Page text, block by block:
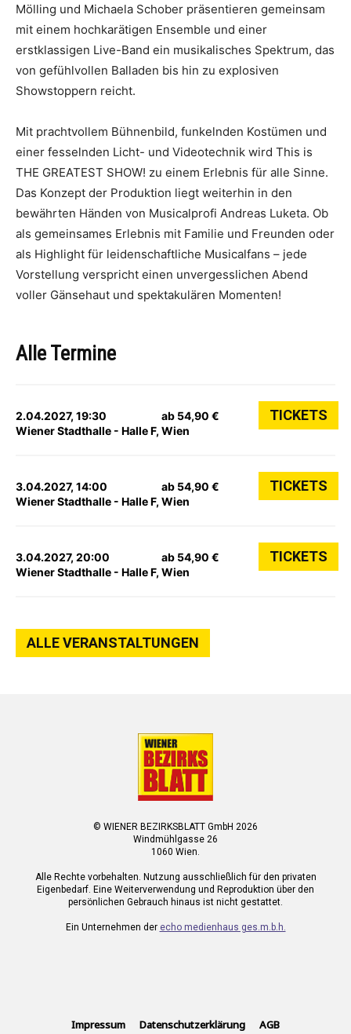
Mölling und Michaela Schober präsentieren gemeinsam
mit einem hochkarätigen Ensemble und einer
erstklassigen Live-Band ein musikalisches Spektrum, das
von gefühlvollen Balladen bis hin zu explosiven
Showstoppern reicht.
Mit prachtvollem Bühnenbild, funkelnden Kostümen und
einer fesselnden Licht- und Videotechnik wird This is
THE GREATEST SHOW! zu einem Erlebnis für alle Sinne.
Das Konzept der Produktion liegt weiterhin in den
bewährten Händen von Musicalprofi Andreas Luketa. Ob
als gemeinsames Erlebnis mit Familie und Freunden oder
als Highlight für leidenschaftliche Musicalfans – jede
Vorstellung verspricht einen unvergesslichen Abend
voller Gänsehaut und spektakulären Momenten!
Alle Termine
2.04.2027, 19:30
Wiener Stadthalle - Halle F, Wien
ab 54,90 € TICKETS
3.04.2027, 14:00
Wiener Stadthalle - Halle F, Wien
ab 54,90 € TICKETS
3.04.2027, 20:00
Wiener Stadthalle - Halle F, Wien
ab 54,90 € TICKETS
ALLE VERANSTALTUNGEN
© WIENER BEZIRKSBLATT GmbH 2026
Windmühlgasse 26
1060 Wien.
Alle Rechte vorbehalten. Nutzung ausschließlich für den privaten
Eigenbedarf. Eine Weiterverwendung und Reproduktion über den
persönlichen Gebrauch hinaus ist nicht gestattet.
Ein Unternehmen der echo medienhaus ges.m.b.h.
Impressum Datenschutzerklärung AGB